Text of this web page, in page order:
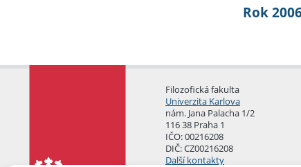
Rok
Filozofická fakulta
Univerzita Karlova
nám. Jana Palacha 1/2
116 38 Praha 1
IČO: 00216208
DIČ: CZ00216208
Další kontakty